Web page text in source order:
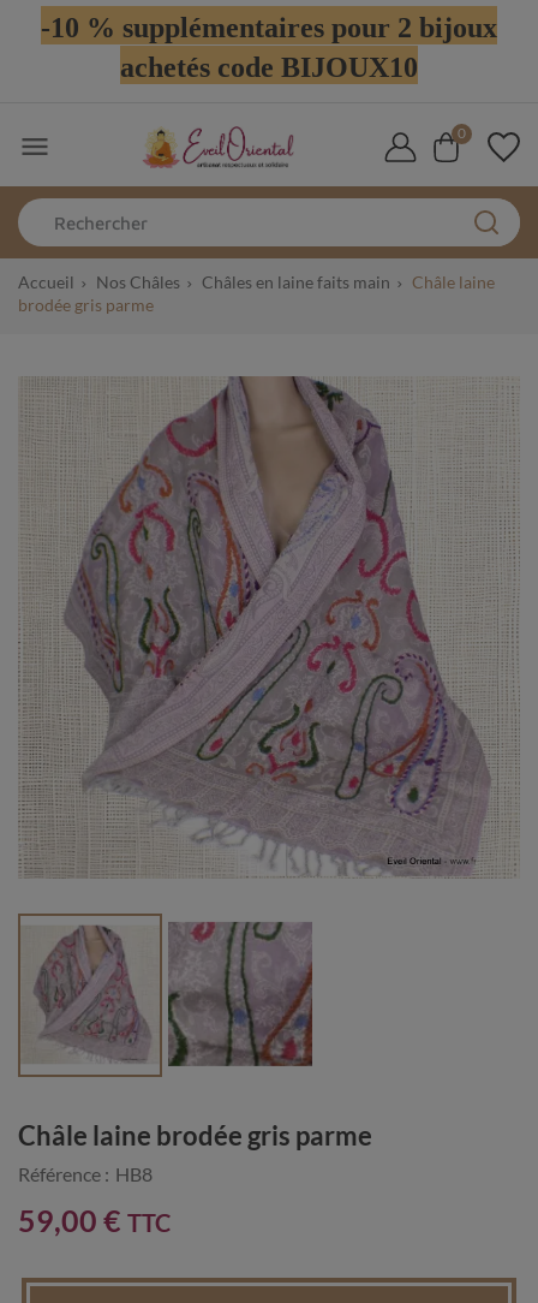
-10 % supplémentaires pour 2 bijoux
achetés code BIJOUX10
 0
Accueil Nos Châles Châles en laine faits main
Châle laine
brodée gris parme
Châle laine brodée gris parme
Référence : HB8
59,00 € TTC